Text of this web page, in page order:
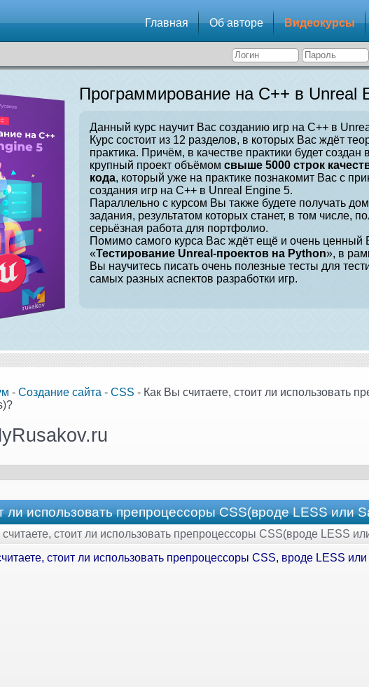
Главная Об авторе Видеокурсы
Программирование на C++ в Unreal
Данный курс научит Вас созданию игр на C++ в
Курс состоит из 12 разделов, в которых Вас ждёт
практика. Причём, в качестве практики будет создан
крупный проект объёмом свыше 5000 строк
кода, который уже на практике познакомит Вас с
создания игр на C++ в Unreal Engine 5.
Параллельно с курсом Вы также будете получать
задания, результатом которых станет, в том числе,
серьёзная работа для портфолио.
Помимо самого курса Вас ждёт ещё и очень ценный
«Тестирование Unreal-проектов на Python», в
Вы научитесь писать очень полезные тесты для
самых разных аспектов разработки игр.
- Создание сайта - CSS - Как Вы считаете, стоит ли использовать
ли использовать препроцессоры CSS(вроде LESS или
стоит ли использовать препроцессоры CSS(вроде LESS
стоит ли использовать препроцессоры CSS, вроде LESS или